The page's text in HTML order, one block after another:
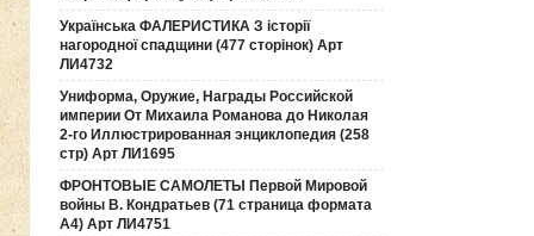
Українська ФАЛЕРИСТИКА З історії
нагородної спадщини (477 сторінок) Арт
ЛИ4732
Униформа, Оружие, Награды Российской
империи От Михаила Романова до Николая
2-го Иллюстрированная энциклопедия (258
стр) Арт ЛИ1695
ФРОНТОВЫЕ САМОЛЕТЫ Первой Мировой
войны В. Кондратьев (71 страница формата
А4) Арт ЛИ4751